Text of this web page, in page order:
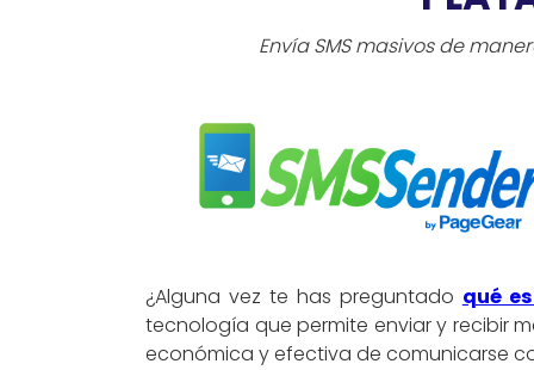
Envía SMS masivos de
¿Alguna vez te has preguntado qué es
tecnología que permite enviar y recibir
económica y efectiva de comunicarse